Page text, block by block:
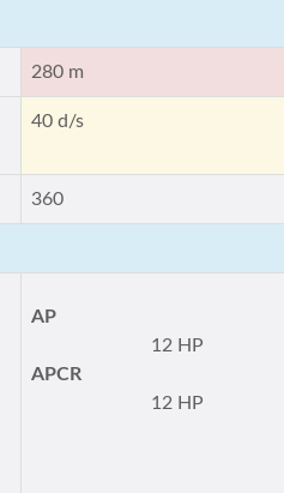
280 m
40 d/s
360
AP
12 HP
APCR
12 HP